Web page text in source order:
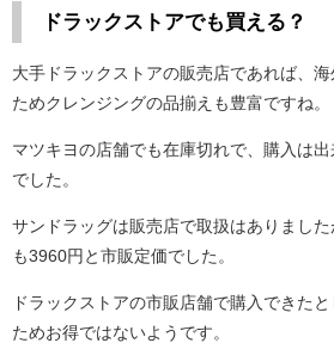
ドラックストアでも買える？
大手ドラックストアの販売店であれば、
ためクレンジングの品揃えも豊富ですね。
マツキヨの店舗でも在庫切れで、購入は
でした。
サンドラッグは販売店で取扱はありまし
も3960円と市販定価でした。
ドラックストアの市販店舗で購入できた
ためお得ではないようです。